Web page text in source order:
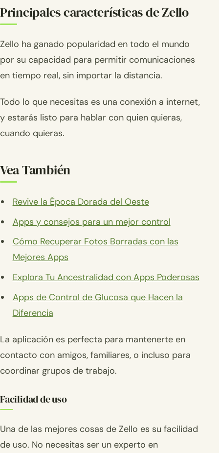
Principales características de Zello
Zello ha ganado popularidad en todo el mundo
por su capacidad para permitir comunicaciones
en tiempo real, sin importar la distancia.
Todo lo que necesitas es una conexión a internet,
y estarás listo para hablar con quien quieras,
cuando quieras.
Vea También
Revive la Época Dorada del Oeste
Apps y consejos para un mejor control
Cómo Recuperar Fotos Borradas con las
Mejores Apps
Explora Tu Ancestralidad con Apps Poderosas
Apps de Control de Glucosa que Hacen la
Diferencia
La aplicación es perfecta para mantenerte en
contacto con amigos, familiares, o incluso para
coordinar grupos de trabajo.
Facilidad de uso
Una de las mejores cosas de Zello es su facilidad
de uso. No necesitas ser un experto en